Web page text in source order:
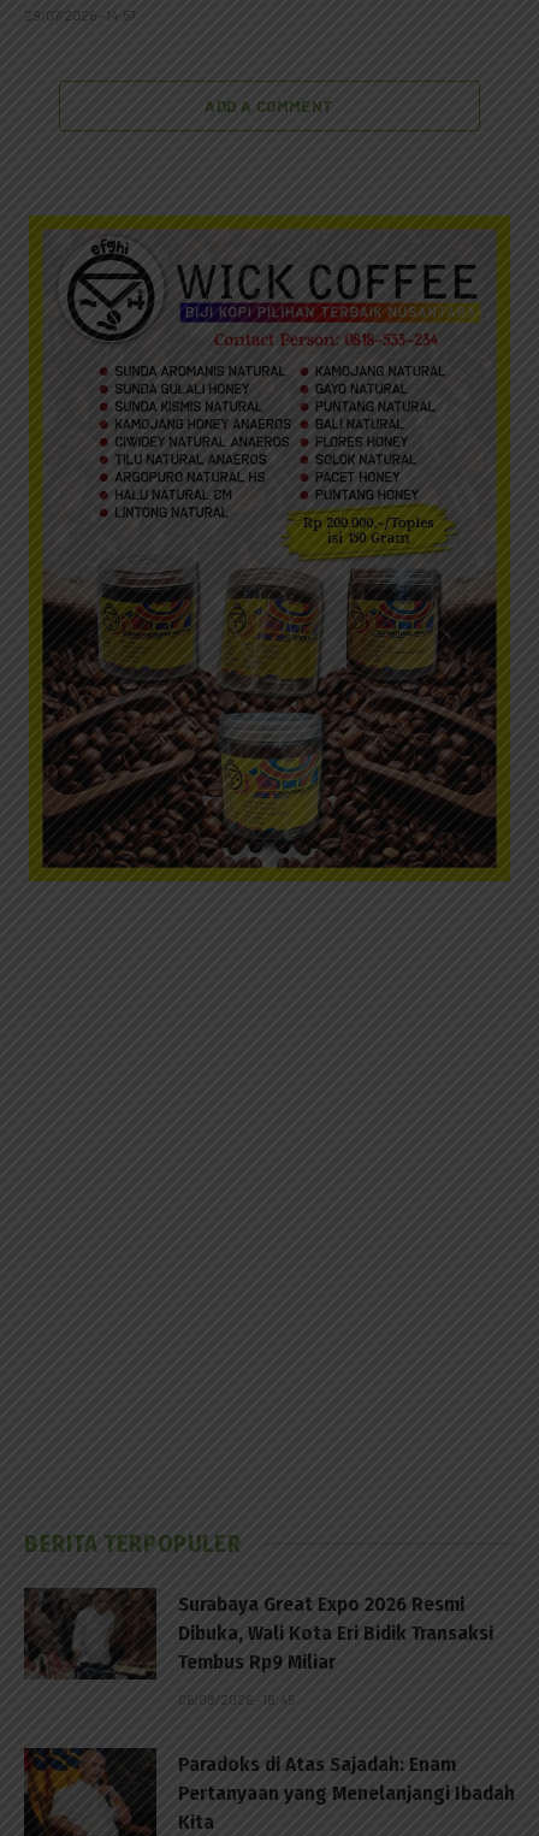
29/07/2026 - 14:57
ADD A COMMENT
BERITA TERPOPULER
Surabaya Great Expo 2026 Resmi
Dibuka, Wali Kota Eri Bidik Transaksi
Tembus Rp9 Miliar
06/08/2026 - 18:45
Paradoks di Atas Sajadah: Enam
Pertanyaan yang Menelanjangi Ibadah
Kita